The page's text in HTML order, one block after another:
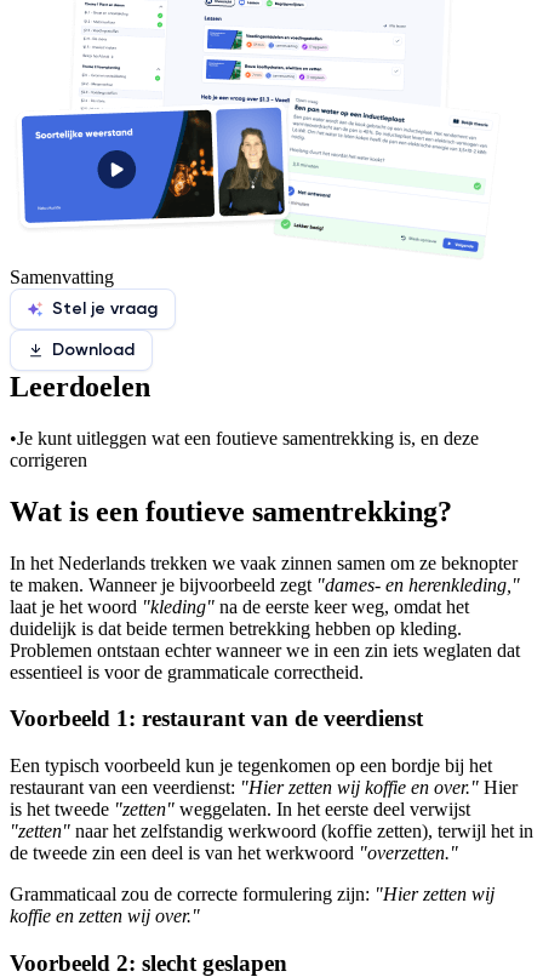
Samenvatting
Stel je vraag
Download
Leerdoelen
•Je kunt uitleggen wat een foutieve samentrekking is, en deze
corrigeren
Wat is een foutieve samentrekking?
In het Nederlands trekken we vaak zinnen samen om ze beknopter
te maken. Wanneer je bijvoorbeeld zegt "dames- en herenkleding,"
laat je het woord "kleding" na de eerste keer weg, omdat het
duidelijk is dat beide termen betrekking hebben op kleding.
Problemen ontstaan echter wanneer we in een zin iets weglaten dat
essentieel is voor de grammaticale correctheid.
Voorbeeld 1: restaurant van de veerdienst
Een typisch voorbeeld kun je tegenkomen op een bordje bij het
restaurant van een veerdienst: "Hier zetten wij koffie en over." Hier
is het tweede "zetten" weggelaten. In het eerste deel verwijst
"zetten" naar het zelfstandig werkwoord (koffie zetten), terwijl het in
de tweede zin een deel is van het werkwoord "overzetten."
Grammaticaal zou de correcte formulering zijn: "Hier zetten wij
koffie en zetten wij over."
Voorbeeld 2: slecht geslapen